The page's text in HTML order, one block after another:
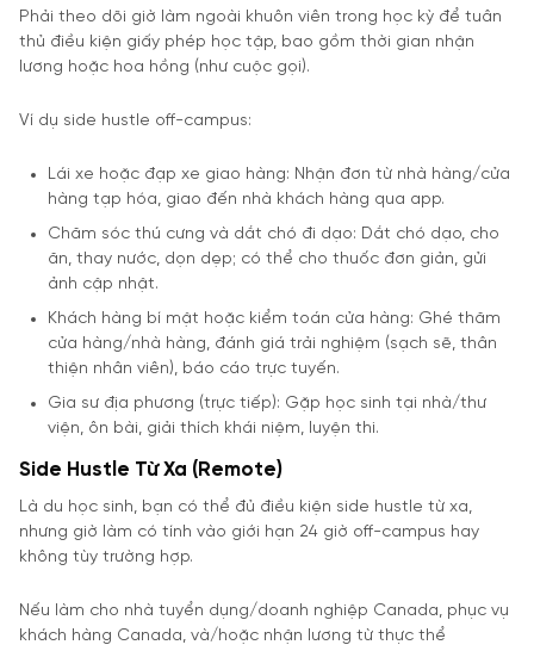
Phải theo dõi giờ làm ngoài khuôn viên trong học kỳ để tuân
thủ điều kiện giấy phép học tập, bao gồm thời gian nhận
lương hoặc hoa hồng (như cuộc gọi).
Ví dụ side hustle off-campus:
Lái xe hoặc đạp xe giao hàng: Nhận đơn từ nhà hàng/cửa
hàng tạp hóa, giao đến nhà khách hàng qua app.
Chăm sóc thú cưng và dắt chó đi dạo: Dắt chó dạo, cho
ăn, thay nước, dọn dẹp; có thể cho thuốc đơn giản, gửi
ảnh cập nhật.
Khách hàng bí mật hoặc kiểm toán cửa hàng: Ghé thăm
cửa hàng/nhà hàng, đánh giá trải nghiệm (sạch sẽ, thân
thiện nhân viên), báo cáo trực tuyến.
Gia sư địa phương (trực tiếp): Gặp học sinh tại nhà/thư
viện, ôn bài, giải thích khái niệm, luyện thi.
Side Hustle Từ Xa (Remote)
Là du học sinh, bạn có thể đủ điều kiện side hustle từ xa,
nhưng giờ làm có tính vào giới hạn 24 giờ off-campus hay
không tùy trường hợp.
Nếu làm cho nhà tuyển dụng/doanh nghiệp Canada, phục vụ
khách hàng Canada, và/hoặc nhận lương từ thực thể